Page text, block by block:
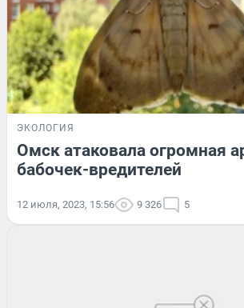
ЭКОЛОГИЯ
Омск атаковала огромная
бабочек-вредителей
12 июля, 2023, 15:56 9 326 5